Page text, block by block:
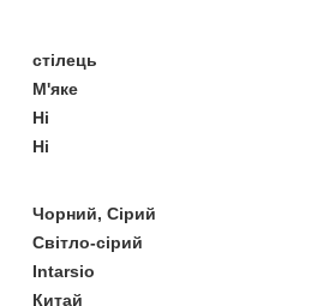
стілець
М'яке
Ні
Ні
Чорний, Сірий
Світло-сірий
Intarsio
Китай